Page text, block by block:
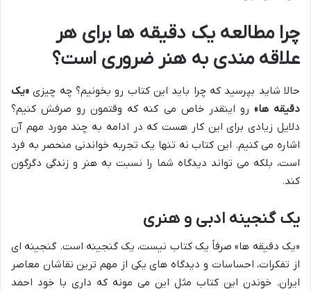
چرا مطالعه یک دقیقه ها برای هر
علاقه مندی به هنر ضروری است؟
حالا شاید بپرسید که چرا باید این کتاب رو بخونیم؟ چه چیزی «یک
دقیقه ها» رو اینقدر خاص می کنه که وقتمون رو صرفش کنیم؟
دلایل زیادی برای این کار هست که در ادامه به چند مورد مهم آن
اشاره می کنیم. این کتاب نه تنها یک تجربه خواندنی منحصر به فرد
است، بلکه می تواند دیدگاه شما را نسبت به هنر و زندگی دگرگون
کند.
یک گنجینه ادبی و هنری
«یک دقیقه ها» صرفاً یک کتاب نیست، یک گنجینه است. گنجینه ای
از تفکرات، احساسات و دیدگاه های یکی از مهم ترین نقاشان معاصر
ایران. خوندن این کتاب مثل این می مونه که داری با خود احمد